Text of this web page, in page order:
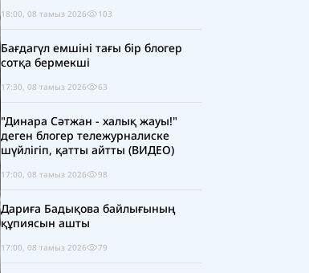
18:00, 08 тамыз 2026 103
Бағдагүл емшіні тағы бір блогер
сотқа бермекші
17:30, 08 тамыз 2026 63
"Динара Сәтжан - халық жауы!"
деген блогер тележурналиске
шүйлігіп, қатты айтты (ВИДЕО)
17:00, 08 тамыз 2026 98
Дариға Бадықова байлығының
құпиясын ашты
17:00, 08 тамыз 2026 79